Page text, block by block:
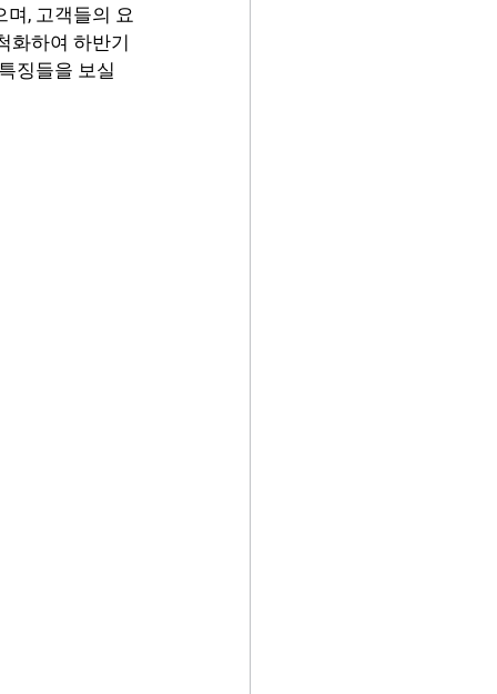
며, 고객들의 요
화하여 하반기
징들을 보실